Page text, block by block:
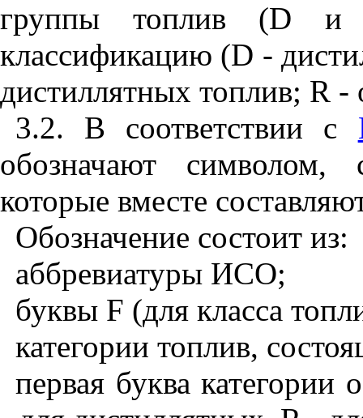
группы топлив (D
классификацию (D -
дистиллятных топлив; R -
3.2. В соответствии с
обозначают
которые вместе
Обозначение состоит из:
аббревиатуры ИСО;
буквы F (для класса
категории топлив,
первая буква категории